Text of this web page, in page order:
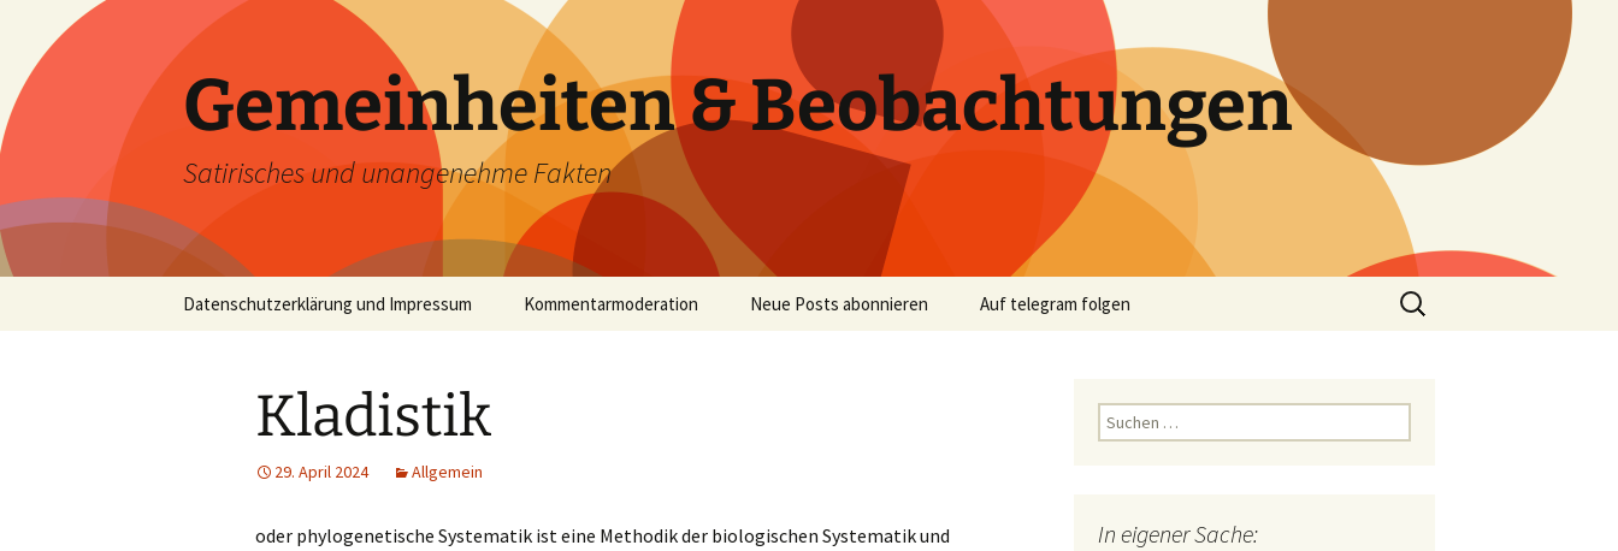
Inhalt
springen
Gemeinheiten & Beobachtungen
Satirisches und unangenehme Fakten
Datenschutzerklärung und Impressum Kommentarmoderation Neue Posts abonnieren Auf telegram folgen
Suchen
nach:
Kladistik
29. April 2024 Allgemein
oder phylogenetische Systematik ist eine Methodik der biologischen Systematik und
Suchen
nach:
In eigener Sache: